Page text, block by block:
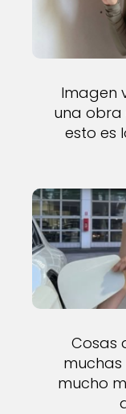
Imagen
una obra
esto es
Cosas
muchas
mucho